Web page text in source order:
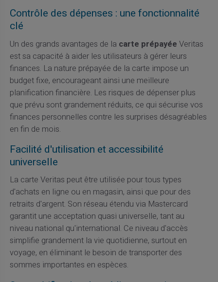
Contrôle des dépenses : une fonctionnalité
clé
Un des grands avantages de la carte prépayée Veritas
est sa capacité à aider les utilisateurs à gérer leurs
finances. La nature prépayée de la carte impose un
budget fixe, encourageant ainsi une meilleure
planification financière. Les risques de dépenser plus
que prévu sont grandement réduits, ce qui sécurise vos
finances personnelles contre les surprises désagréables
en fin de mois.
Facilité d'utilisation et accessibilité
universelle
La carte Veritas peut être utilisée pour tous types
d'achats en ligne ou en magasin, ainsi que pour des
retraits d'argent. Son réseau étendu via Mastercard
garantit une acceptation quasi universelle, tant au
niveau national qu'international. Ce niveau d'accès
simplifie grandement la vie quotidienne, surtout en
voyage, en éliminant le besoin de transporter des
sommes importantes en espèces.